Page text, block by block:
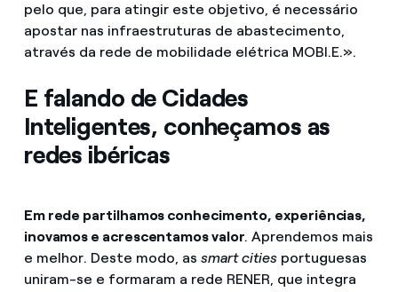
pelo que, para atingir este objetivo, é necessário
apostar nas infraestruturas de abastecimento,
através da rede de mobilidade elétrica MOBI.E.».
E falando de Cidades
Inteligentes, conheçamos as
redes ibéricas
Em rede partilhamos conhecimento, experiências,
inovamos e acrescentamos valor. Aprendemos mais
e melhor. Deste modo, as smart citiesportuguesas
uniram-se e formaram a rede RENER, que integra